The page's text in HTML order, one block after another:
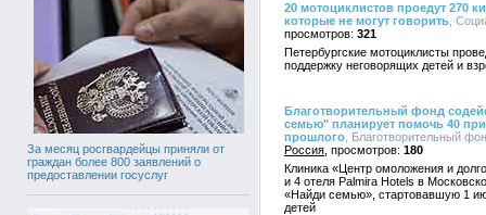
За месяц росгвардейцы приняли от
граждан более 800 заявлений о
предоставлении госуслуг
20 мотоциклистов проедут 270
которые не могут говорить ,
321
Петербургские мотоциклисты
поддержку неговорящих детей и
Благотворительный фонд
семью" планирует помочь 40
прошлого , Благотворительный
Россия
180
Клиника «Центр омоложения и
и 4 отеля Palmira Hotels в
«Найди семью», стартовавшую 1
детей